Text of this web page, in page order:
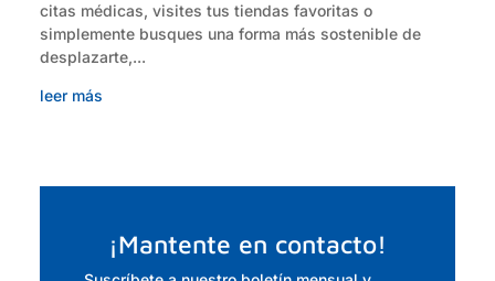
citas médicas, visites tus tiendas favoritas o
simplemente busques una forma más sostenible de
desplazarte,...
leer más
¡Mantente en contacto!